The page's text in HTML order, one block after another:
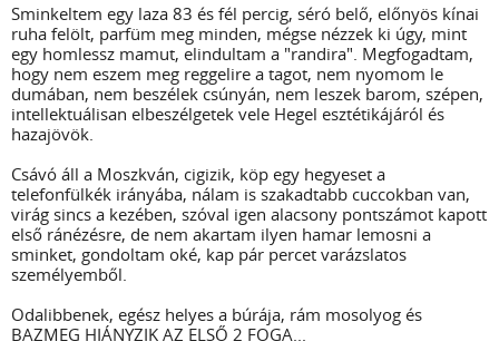
Sminkeltem egy laza 83 és fél percig, séró belő, előnyös kínai
ruha felölt, parfüm meg minden, mégse nézzek ki úgy, mint
egy homlessz mamut, elindultam a "randira". Megfogadtam,
hogy nem eszem meg reggelire a tagot, nem nyomom le
dumában, nem beszélek csúnyán, nem leszek barom, szépen,
intellektuálisan elbeszélgetek vele Hegel esztétikájáról és
hazajövök.
Csávó áll a Moszkván, cigizik, köp egy hegyeset a
telefonfülkék irányába, nálam is szakadtabb cuccokban van,
virág sincs a kezében, szóval igen alacsony pontszámot kapott
első ránézésre, de nem akartam ilyen hamar lemosni a
sminket, gondoltam oké, kap pár percet varázslatos
személyemből.
Odalibbenek, egész helyes a búrája, rám mosolyog és
BAZMEG HIÁNYZIK AZ ELSŐ 2 FOGA...